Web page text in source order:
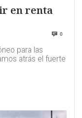
0
para las
atrás el fuerte